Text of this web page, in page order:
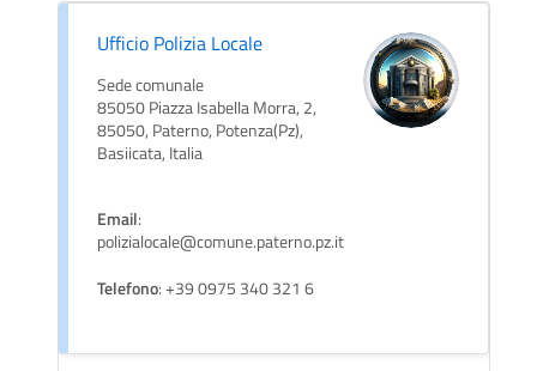
Ufficio Polizia Locale
Sede comunale
85050 Piazza Isabella Morra, 2,
85050, Paterno, Potenza(Pz),
Basiicata, Italia
Email:
polizialocale@comune.paterno.pz.it
Telefono: +39 0975 340 321 6